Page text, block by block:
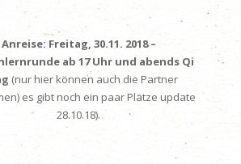
Anreise: Freitag, 30.11. 2018 –
ab 17 Uhr und abendsQi
(nur hier können auch die Partner
es gibt noch ein paar Plätze update
28.10.18).